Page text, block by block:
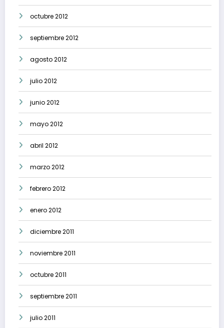
octubre 2012
septiembre 2012
agosto 2012
julio 2012
junio 2012
mayo 2012
abril 2012
marzo 2012
febrero 2012
enero 2012
diciembre 2011
noviembre 2011
octubre 2011
septiembre 2011
julio 2011